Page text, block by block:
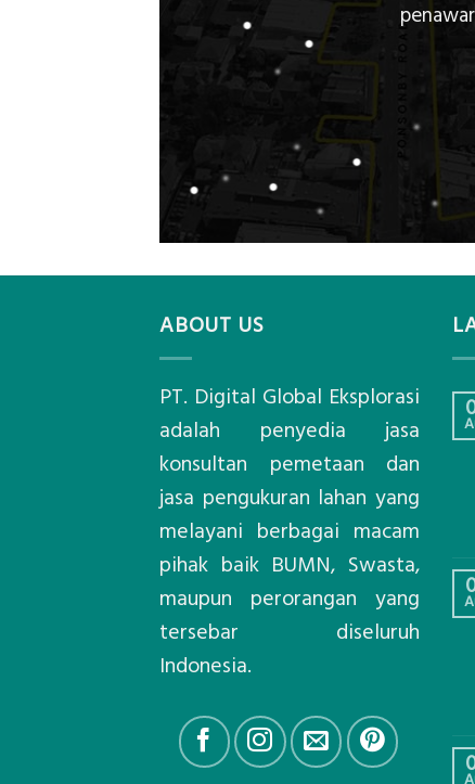
ABOUT US
PT. Digital Global Eksplorasi
adalah penyedia jasa
konsultan pemetaan dan
jasa pengukuran lahan yang
melayani berbagai macam
pihak baik BUMN, Swasta,
maupun perorangan yang
tersebar diseluruh
Indonesia.